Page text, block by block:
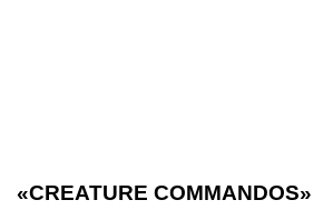
«CREATURE COMMANDOS»